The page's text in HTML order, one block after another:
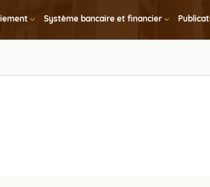
Système bancaire et financier